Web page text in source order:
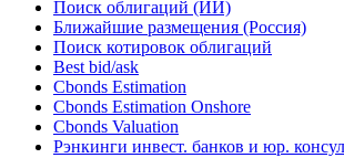
Облигации
Поиск облигаций & Карты рынка
Поиск облигаций (ИИ)
Ближайшие размещения (Россия)
Поиск котировок облигаций
Best bid/ask